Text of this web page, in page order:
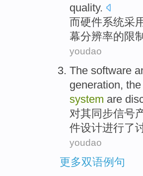
quality.
而硬件系统采
幕分辨率的 限制
youdao
The software
generation, the
system are
对其同步信号
件设计进行了
youdao
更多双语例句